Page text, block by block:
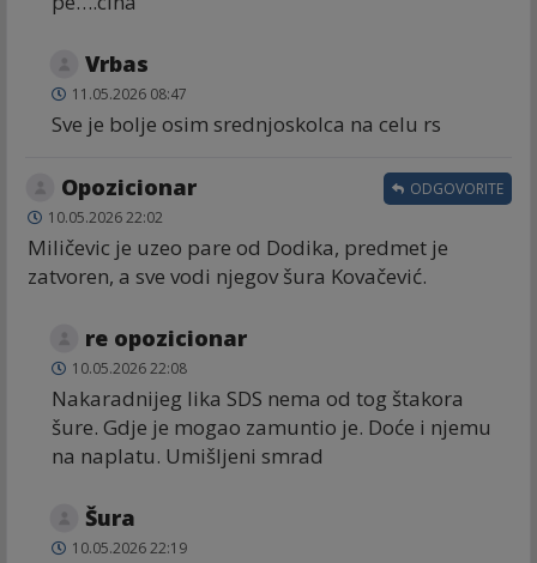
Vrbas
11.05.2026 08:47
Sve je bolje osim srednjoskolca na celu rs
Opozicionar
10.05.2026 22:02
Miličevic je uzeo pare od Dodika, predmet je
zatvoren, a sve vodi njegov šura Kovačević.
ODGOVORITE
re opozicionar
10.05.2026 22:08
Nakaradnijeg lika SDS nema od tog štakora
šure. Gdje je mogao zamuntio je. Doće i njemu
na naplatu. Umišljeni smrad
Šura
10.05.2026 22:19